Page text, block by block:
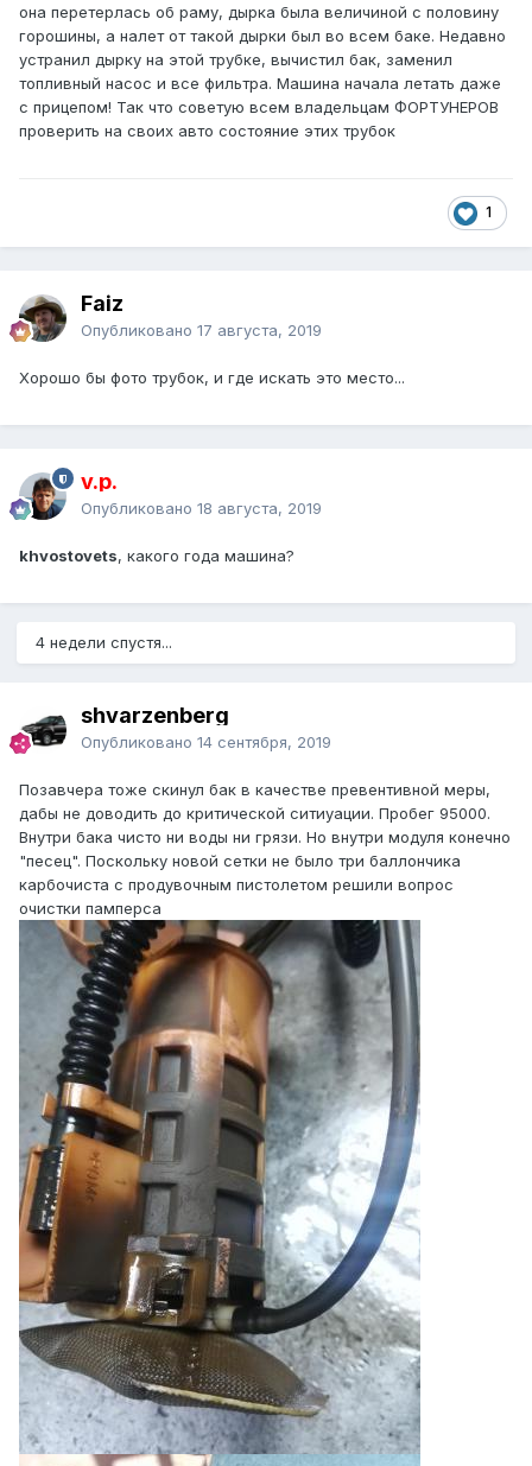
она перетерлась об раму, дырка была величиной с половину
горошины, а налет от такой дырки был во всем баке. Недавно
устранил дырку на этой трубке, вычистил бак, заменил
топливный насос и все фильтра. Машина начала летать даже
с прицепом! Так что советую всем владельцам ФОРТУНЕРОВ
проверить на своих авто состояние этих трубок
1
Faiz
Опубликовано 17 августа, 2019
Хорошо бы фото трубок, и где искать это место...
v.p.
Опубликовано 18 августа, 2019
khvostovets, какого года машина?
4 недели спустя...
shvarzenberg
Опубликовано 14 сентября, 2019
Позавчера тоже скинул бак в качестве превентивной меры,
дабы не доводить до критической ситиуации. Пробег 95000.
Внутри бака чисто ни воды ни грязи. Но внутри модуля конечно
"песец". Поскольку новой сетки не было три баллончика
карбочиста с продувочным пистолетом решили вопрос
очистки памперса